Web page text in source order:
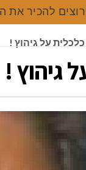
רוצים להכיר את
על גיהוץ !
גיהוץ !